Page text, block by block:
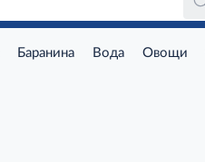
Баранина Вода Овощи